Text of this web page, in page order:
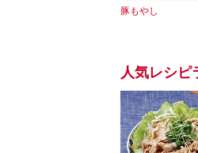
豚もやし
人気レシピ